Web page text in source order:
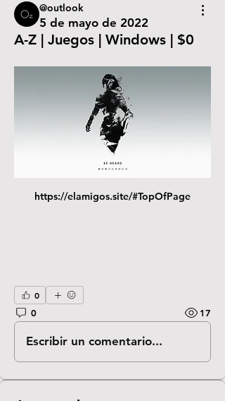
@outlook
5 de mayo de 2022
A-Z | Juegos | Windows | $0
https://elamigos.site/#TopOfPage
0
0
17
Escribir un comentario...